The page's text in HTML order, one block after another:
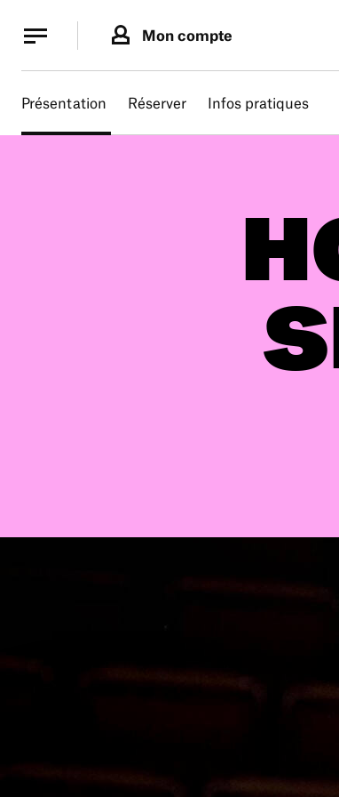
Mon compte
Présentation Réserver Infos pratiques